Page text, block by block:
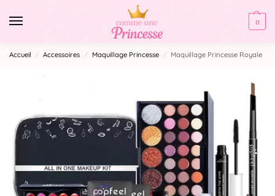
0
Accueil / Accessoires / Maquillage Princesse / Maquillage Princesse Royale